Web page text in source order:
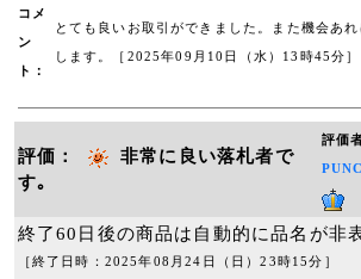
コメ
ン
ト：
とても良いお取引ができました。また機会あ
します。［2025年09月10日（水）13時45分］
評価：
非常に良い落札者で
す｡
評価
終了60日後の商品は自動的に品名が非
［終了日時：2025年08月24日（日）23時15分］